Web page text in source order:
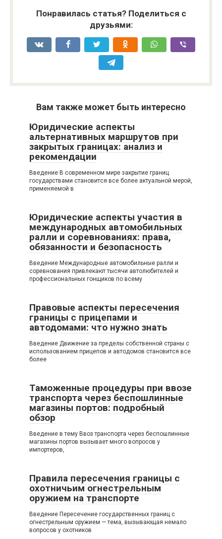
Понравилась статья? Поделиться с
друзьями:
Вам также может быть интересно
Юридические аспекты
альтернативных маршрутов при
закрытых границах: анализ и
рекомендации
Введение В современном мире закрытие границ
государствами становится все более актуальной мерой,
применяемой в
Юридические аспекты участия в
международных автомобильных
ралли и соревнованиях: права,
обязанности и безопасность
Введение Международные автомобильные ралли и
соревнования привлекают тысячи автолюбителей и
профессиональных гонщиков по всему
Правовые аспекты пересечения
границы с прицепами и
автодомами: что нужно знать
Введение Движение за пределы собственной страны с
использованием прицепов и автодомов становится все
более
Таможенные процедуры при ввозе
транспорта через беспошлинные
магазины портов: подробный
обзор
Введение в тему Ввоз транспорта через беспошлинные
магазины портов вызывает много вопросов у
импортеров,
Правила пересечения границы с
охотничьим огнестрельным
оружием на транспорте
Введение Пересечение государственных границ с
огнестрельным оружием — тема, вызывающая немало
вопросов у охотников